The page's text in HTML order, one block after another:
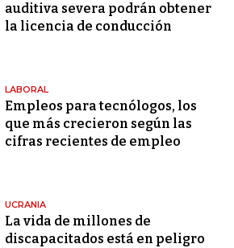
auditiva severa podrán obtener
la licencia de conducción
LABORAL
Empleos para tecnólogos, los
que más crecieron según las
cifras recientes de empleo
UCRANIA
La vida de millones de
discapacitados está en peligro